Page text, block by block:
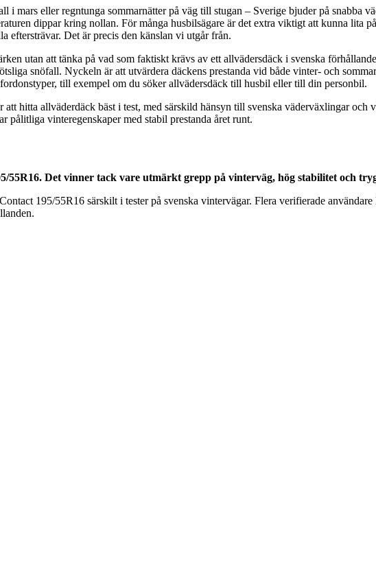
mars eller regntunga sommarnätter på väg till stugan – Sverige bjuder på snabba
dippar kring nollan. För många husbilsägare är det extra viktigt att kunna lita
eftersträvar. Det är precis den känslan vi utgår från.
utan att tänka på vad som faktiskt krävs av ett allvädersdäck i svenska
snöfall. Nyckeln är att utvärdera däckens prestanda vid både vinter- och
till exempel om du söker allvädersdäck till husbil eller till din personbil.
hitta allväderdäck bäst i test, med särskild hänsyn till svenska väderväxlingar och
vinteregenskaper med stabil prestanda året runt.
55R16. Det vinner tack vare utmärkt grepp på vinterväg, hög stabilitet och
195/55R16 särskilt i tester på svenska vintervägar. Flera verifierade